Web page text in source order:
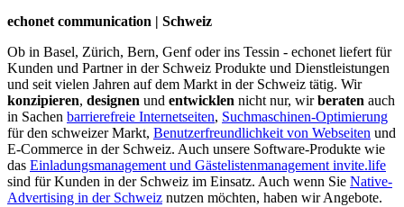
echonet communication | Schweiz
Ob in Basel, Zürich, Bern, Genf oder ins Tessin - echonet liefert für
Kunden und Partner in der Schweiz Produkte und Dienstleistungen
und seit vielen Jahren auf dem Markt in der Schweiz tätig. Wir
konzipieren, designen und entwicklen nicht nur, wirberaten auch
in Sachen barrierefreie Internetseiten, Suchmaschinen-Optimierung
für den schweizer Markt, Benutzerfreundlichkeit von Webseiten und
E-Commerce in der Schweiz. Auch unsere Software-Produkte wie
das Einladungsmanagement und Gästelistenmanagement invite.life
sind für Kunden in der Schweiz im Einsatz. Auch wenn Sie Native-
Advertising in der Schweiz nutzen möchten, haben wir Angebote.